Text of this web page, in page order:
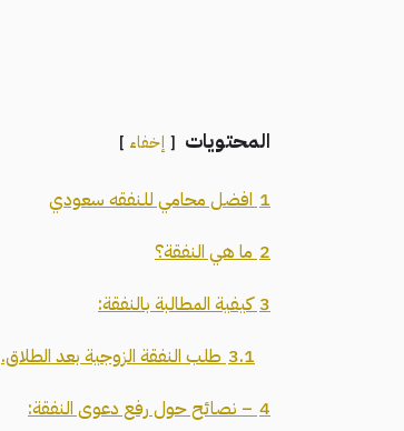
المحتويات إخفاء
1 افضل محامي للنفقه سعودي
2 ما هي النفقة؟
3 كيفية المطالبة بالنفقة:
3.1 طلب النفقة الزوجية بعد الطلاق.
4 – نصائح حول رفع دعوى النفقة: